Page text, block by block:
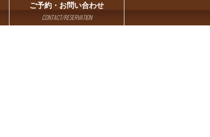
ご予約・お問い合わせ
CONTACT/RESERVATION